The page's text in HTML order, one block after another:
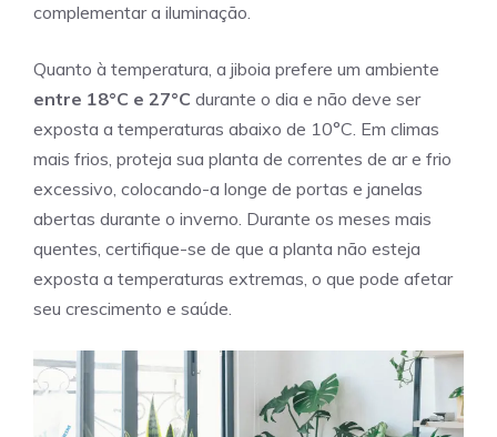
complementar a iluminação.
Quanto à temperatura, a jiboia prefere um ambiente
entre 18°C e 27°C durante o dia e não deve ser
exposta a temperaturas abaixo de 10°C. Em climas
mais frios, proteja sua planta de correntes de ar e frio
excessivo, colocando-a longe de portas e janelas
abertas durante o inverno. Durante os meses mais
quentes, certifique-se de que a planta não esteja
exposta a temperaturas extremas, o que pode afetar
seu crescimento e saúde.